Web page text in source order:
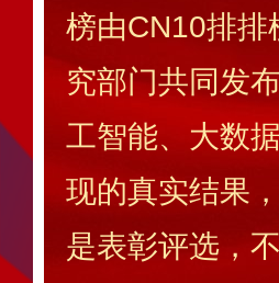
榜由CN10排排
究部门共同发
工智能、大数
现的真实结果
是表彰评选，